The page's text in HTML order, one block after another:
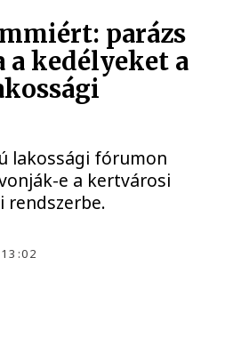
parázs
kedélyeket a
lakossági fórumon
e a kertvárosi
rendszerbe.